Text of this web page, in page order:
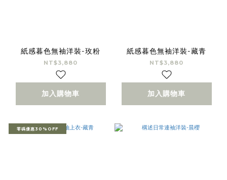
紙感暮色無袖洋裝-玫粉
NT$3,880
加入購物車
紙感暮色無袖洋裝-藏青
NT$3,880
加入購物車
零碼優惠30%OFF